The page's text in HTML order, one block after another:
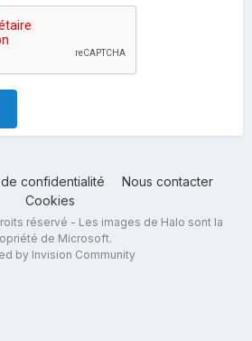
confidentialité
Nous contacter
Cookies
réservé - Les images de Halo sont la
de Microsoft.
by Invision Community